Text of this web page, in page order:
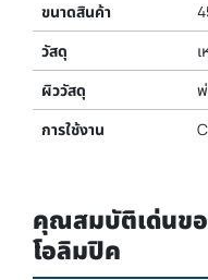
ขนาดสินค้า
วัสดุ
ผิววัสดุ
การใช้งาน
คุณสมบัติเด่นขอ
โอลิมปิค